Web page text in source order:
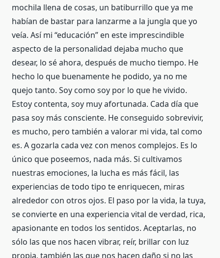
mochila llena de cosas, un batiburrillo que ya me
habían de bastar para lanzarme a la jungla que yo
veía. Así mi “educación” en este imprescindible
aspecto de la personalidad dejaba mucho que
desear, lo sé ahora, después de mucho tiempo. He
hecho lo que buenamente he podido, ya no me
quejo tanto. Soy como soy por lo que he vivido.
Estoy contenta, soy muy afortunada. Cada día que
pasa soy más consciente. He conseguido sobrevivir,
es mucho, pero también a valorar mi vida, tal como
es. A gozarla cada vez con menos complejos. Es lo
único que poseemos, nada más. Si cultivamos
nuestras emociones, la lucha es más fácil, las
experiencias de todo tipo te enriquecen, miras
alrededor con otros ojos. El paso por la vida, la tuya,
se convierte en una experiencia vital de verdad, rica,
apasionante en todos los sentidos. Aceptarlas, no
sólo las que nos hacen vibrar, reír, brillar con luz
propia, también las que nos hacen daño si no las